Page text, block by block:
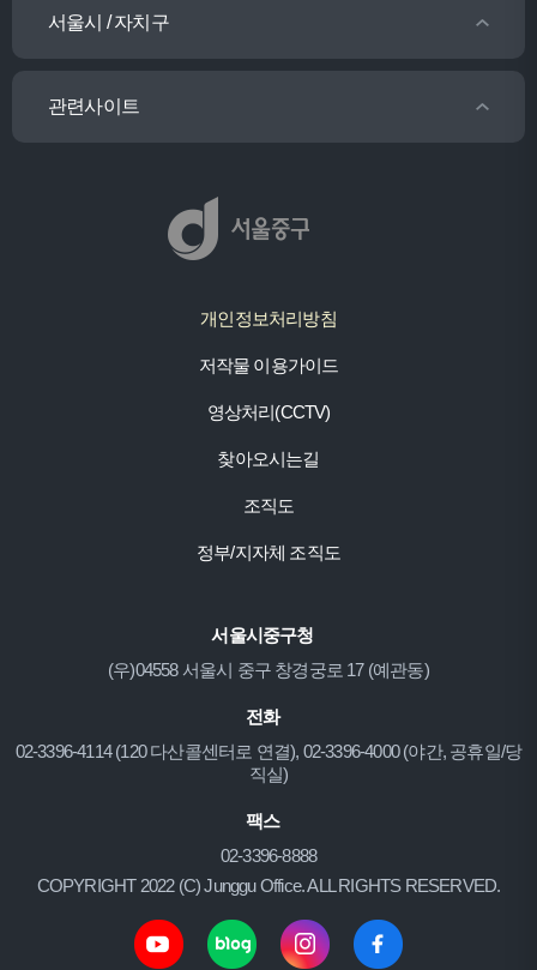
서울시 / 자치구
관련사이트
개인정보처리방침
저작물 이용가이드
영상처리(CCTV)
찾아오시는길
조직도
정부/지자체 조직도
서울시중구청
(우)04558 서울시 중구 창경궁로 17 (예관동)
전화
02-3396-4114 (120 다산콜센터로 연결), 02-3396-4000 (야간, 공휴일/당
직실)
팩스
02-3396-8888
COPYRIGHT 2022 (C) Junggu Office. ALL RIGHTS RESERVED.